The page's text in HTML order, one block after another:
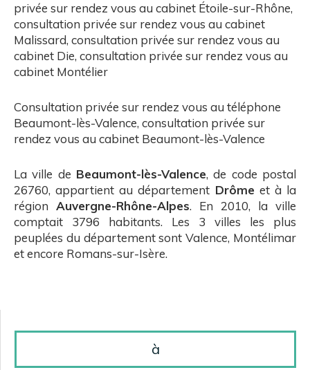
privée sur rendez vous au cabinet Étoile-sur-Rhône,
consultation privée sur rendez vous au cabinet
Malissard, consultation privée sur rendez vous au
cabinet Die, consultation privée sur rendez vous au
cabinet Montélier
Consultation privée sur rendez vous au téléphone
Beaumont-lès-Valence, consultation privée sur
rendez vous au cabinet Beaumont-lès-Valence
La ville de Beaumont-lès-Valence, de code postal
26760, appartient au département Drôme et à la
région Auvergne-Rhône-Alpes. En 2010, la ville
comptait 3796 habitants. Les 3 villes les plus
peuplées du département sont Valence, Montélimar
et encore Romans-sur-Isère.
à